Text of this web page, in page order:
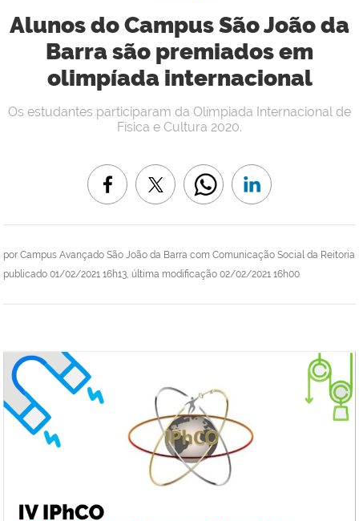
Alunos do Campus São João da
Barra são premiados em
olimpíada internacional
por Campus Avançado São João da Barra com Comunicação Social da Reitoria
publicado 01/02/2021 16h13, última modificação 02/02/2021 16h00
Os estudantes participaram da Olímpiada Internacional de
Física e Cultura 2020.